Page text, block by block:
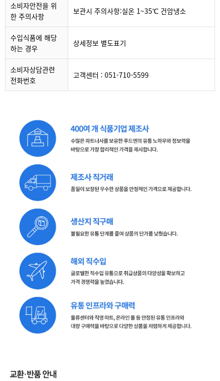
소비자안전을 위
한 주의사항
보관시 주의사항:실온 1~35℃ 건암냉소
수입식품에 해당
하는 경우
상세정보 별도표기
소비자상담관련
전화번호
고객센터 : 051-710-5599